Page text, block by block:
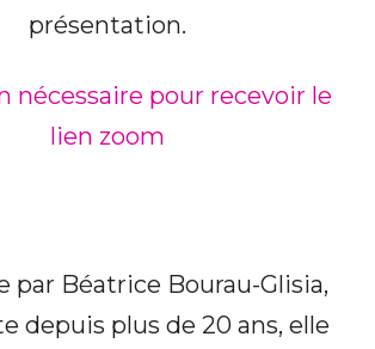
présentation.
nécessaire pour recevoir le
lien zoom
par Béatrice Bourau-Glisia,
depuis plus de 20 ans, elle